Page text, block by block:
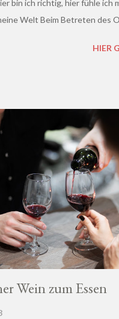
bin ich richtig, hier fühle ich
Welt Beim Betreten des
ich wusste sofort, hier fühle
HIER
Wein zum Essen